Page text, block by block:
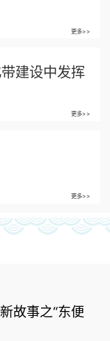
更多>>
建设中发挥
更多>>
更多>>
故事之“东便